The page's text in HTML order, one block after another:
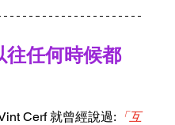
往任何時候都
Cerf 就曾經說過: 「互